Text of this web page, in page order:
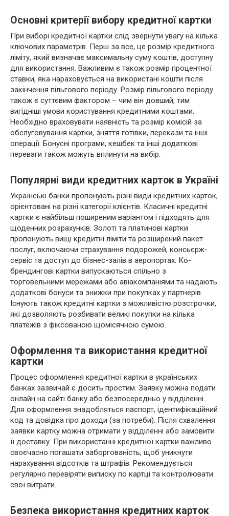
Основні критерії вибору кредитної картки
При виборі кредитної картки слід звернути увагу на кілька
ключових параметрів. Перш за все, це розмір кредитного
ліміту, який визначає максимальну суму коштів, доступну
для використання. Важливим є також розмір процентної
ставки, яка нараховується на використані кошти після
закінчення пільгового періоду. Розмір пільгового періоду
також є суттєвим фактором – чим він довший, тим
вигідніші умови користування кредитними коштами.
Необхідно враховувати наявність та розмір комісій за
обслуговування картки, зняття готівки, перекази та інші
операції. Бонусні програми, кешбек та інші додаткові
переваги також можуть вплинути на вибір.
Популярні види кредитних карток в Україні
Українські банки пропонують різні види кредитних карток,
орієнтовані на різні категорії клієнтів. Класичні кредитні
картки є найбільш поширеним варіантом і підходять для
щоденних розрахунків. Золоті та платинові картки
пропонують вищі кредитні ліміти та розширений пакет
послуг, включаючи страхування подорожей, консьєрж-
сервіс та доступ до бізнес-залів в аеропортах. Ко-
брендингові картки випускаються спільно з
торговельними мережами або авіакомпаніями та надають
додаткові бонуси та знижки при покупках у партнерів.
Існують також кредитні картки з можливістю розстрочки,
які дозволяють розбивати великі покупки на кілька
платежів з фіксованою щомісячною сумою.
Оформлення та використання кредитної
картки
Процес оформлення кредитної картки в українських
банках зазвичай є досить простим. Заявку можна подати
онлайн на сайті банку або безпосередньо у відділенні.
Для оформлення знадобляться паспорт, ідентифікаційний
код та довідка про доходи (за потреби). Після схвалення
заявки картку можна отримати у відділенні або замовити
її доставку. При використанні кредитної картки важливо
своєчасно погашати заборгованість, щоб уникнути
нарахування відсотків та штрафів. Рекомендується
регулярно перевіряти виписку по картці та контролювати
свої витрати.
Безпека використання кредитних карток